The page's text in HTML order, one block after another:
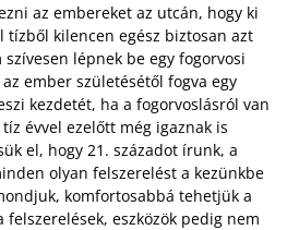
az embereket az utcán, hogy ki
tízből kilencen egész biztosan azt
lépnek be egy fogorvosi
ember születésétől fogva egy
kezdetét, ha a fogorvoslásról van
évvel ezelőtt még igaznak is
el, hogy 21. századot írunk, a
olyan felszerelést a kezünkbe
komfortosabbá tehetjük a
eszközök pedig nem